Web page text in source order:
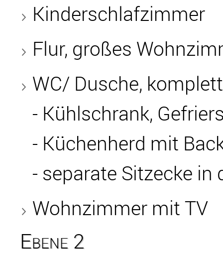
Kinderschlafzimmer
Flur, großes
WC/ Dusche,
- Kühlschrank,
- Küchenherd mit
- separate Sitzecke in
Wohnzimmer mit TV
Ebene 2